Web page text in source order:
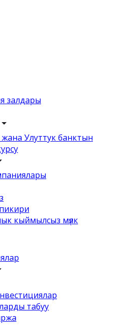
залдары
Улуттук банктын
кыймылсыз мүлк
табуу